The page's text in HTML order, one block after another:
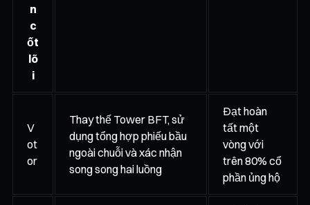
n
c
ốt
lõ
i
V
ot
or
Thay thế Tower BFT, sử
dụng tổng hợp phiếu bầu
ngoài chuỗi và xác nhận
song song hai luồng
Đạt hoàn
tất một
vòng với
trên 80% cổ
phần ủng hộ